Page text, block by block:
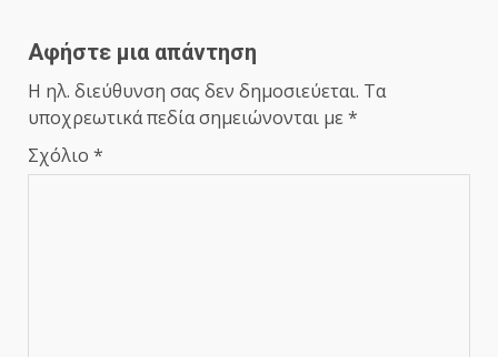
Αφήστε μια απάντηση
Η ηλ. διεύθυνση σας δεν δημοσιεύεται. Τα
υποχρεωτικά πεδία σημειώνονται με *
Σχόλιο *